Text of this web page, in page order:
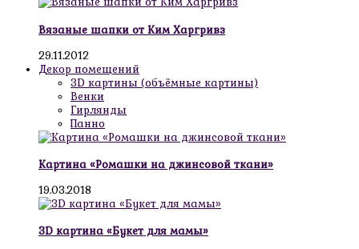
Вязаные шапки от Ким Харгривз
29.11.2012
Декор помещений
3D картины (объёмные картины)
Венки
Гирлянды
Панно
Картина «Ромашки на джинсовой ткани»
19.03.2018
3D картина «Букет для мамы»